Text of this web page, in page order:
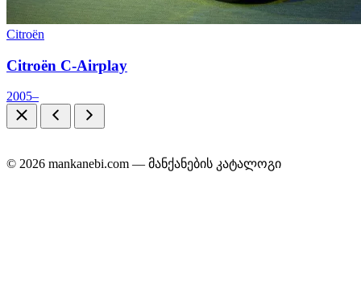
Citroën
Citroën C-Airplay
2005–
© 2026 mankanebi.com — მანქანების კატალოგი